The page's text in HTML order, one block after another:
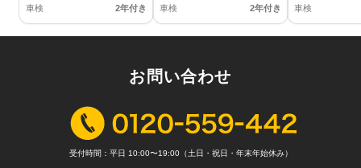
車検 2年付き 車検 2年付き 車検
お問い合わせ
受付時間：平日 10:00〜19:00（土日・祝日・年末年始休み）